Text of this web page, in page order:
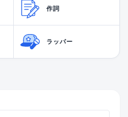
作詞
ラッパー